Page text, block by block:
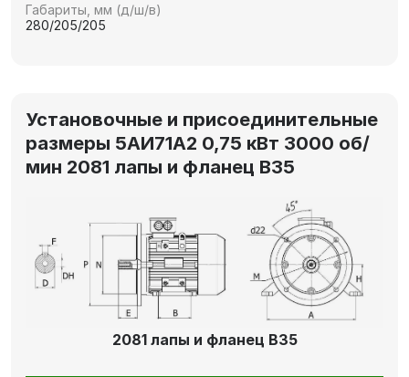
Габариты, мм (д/ш/в)
280/205/205
Установочные и присоединительные
размеры 5АИ71А2 0,75 кВт 3000 об/
мин 2081 лапы и фланец В35
2081 лапы и фланец В35